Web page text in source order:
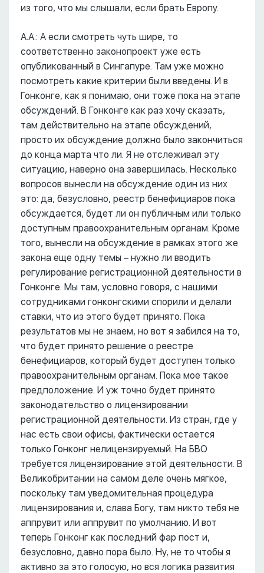
из того, что мы слышали, если брать Европу.
А.А.: А если смотреть чуть шире, то
соответственно законопроект уже есть
опубликованный в Сингапуре. Там уже можно
посмотреть какие критерии были введены. И в
Гонконге, как я понимаю, они тоже пока на этапе
обсуждений. В Гонконге как раз хочу сказать,
там действительно на этапе обсуждений,
просто их обсуждение должно было закончиться
до конца марта что ли. Я не отслеживал эту
ситуацию, наверно она завершилась. Несколько
вопросов вынесли на обсуждение один из них
это: да, безусловно, реестр бенефициаров пока
обсуждается, будет ли он публичным или только
доступным правоохранительным органам. Кроме
того, вынесли на обсуждение в рамках этого же
закона еще одну темы – нужно ли вводить
регулирование регистрационной деятельности в
Гонконге. Мы там, условно говоря, с нашими
сотрудниками гонконгскими спорили и делали
ставки, что из этого будет принято. Пока
результатов мы не знаем, но вот я забился на то,
что будет принято решение о реестре
бенефициаров, который будет доступен только
правоохранительным органам. Пока мое такое
предположение. И уж точно будет принято
законодательство о лицензировании
регистрационной деятельности. Из стран, где у
нас есть свои офисы, фактически остается
только Гонконг нелицензируемый. На БВО
требуется лицензирование этой деятельности. В
Великобритании на самом деле очень мягкое,
поскольку там уведомительная процедура
лицензирования и, слава Богу, там никто тебя не
аппрувит или аппрувит по умолчанию. И вот
теперь Гонконг как последний фар пост и,
безусловно, давно пора было. Ну, не то чтобы я
активно за это голосую, но вся логика развития